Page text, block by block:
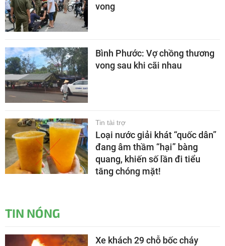
vong
Bình Phước: Vợ chồng thương
vong sau khi cãi nhau
Tin tài trợ
Loại nước giải khát “quốc dân”
đang âm thầm “hại” bàng
quang, khiến số lần đi tiểu
tăng chóng mặt!
TIN NÓNG
Xe khách 29 chỗ bốc cháy